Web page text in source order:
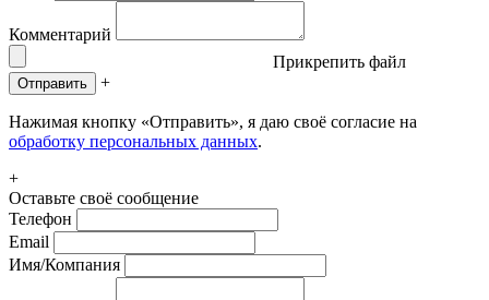
Комментарий
Прикрепить файл
Отправить +
Нажимая кнопку «Отправить», я даю своё согласие на
обработку персональных данных.
+
Оставьте своё сообщение
Телефон
Email
Имя/Компания